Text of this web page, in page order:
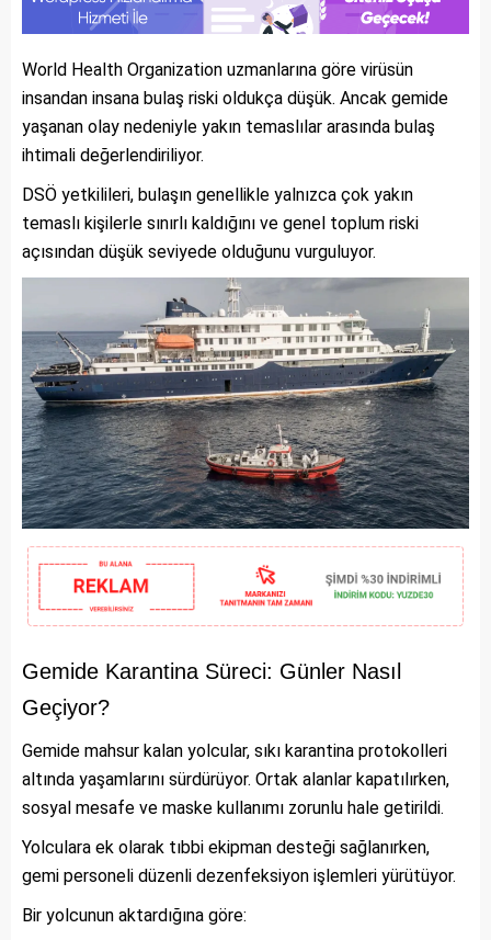
World Health Organization uzmanlarına göre virüsün
insandan insana bulaş riski oldukça düşük. Ancak gemide
yaşanan olay nedeniyle yakın temaslılar arasında bulaş
ihtimali değerlendiriliyor.
DSÖ yetkilileri, bulaşın genellikle yalnızca çok yakın
temaslı kişilerle sınırlı kaldığını ve genel toplum riski
açısından düşük seviyede olduğunu vurguluyor.
Gemide Karantina Süreci: Günler Nasıl
Geçiyor?
Gemide mahsur kalan yolcular, sıkı karantina protokolleri
altında yaşamlarını sürdürüyor. Ortak alanlar kapatılırken,
sosyal mesafe ve maske kullanımı zorunlu hale getirildi.
Yolculara ek olarak tıbbi ekipman desteği sağlanırken,
gemi personeli düzenli dezenfeksiyon işlemleri yürütüyor.
Bir yolcunun aktardığına göre: